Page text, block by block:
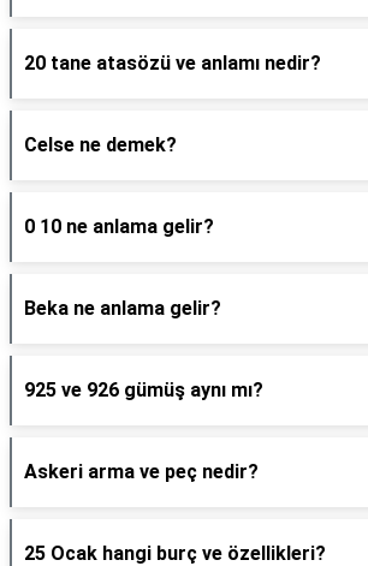
20 tane atasözü ve anlamı nedir?
Celse ne demek?
0 10 ne anlama gelir?
Beka ne anlama gelir?
925 ve 926 gümüş aynı mı?
Askeri arma ve peç nedir?
25 Ocak hangi burç ve özellikleri?